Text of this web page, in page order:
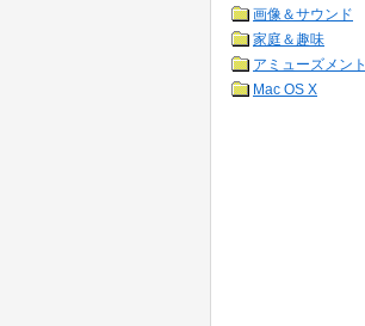
画像＆サウンド
家庭＆趣味
アミューズメント
Mac OS X